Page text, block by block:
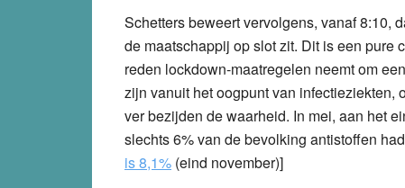
Schetters beweert vervolgens, vanaf 8:10,
de maatschappij op slot zit. Dit is een pure
reden lockdown-maatregelen neemt om
zijn vanuit het oogpunt van infectieziekten,
ver bezijden de waarheid. In mei, aan het
slechts 6% van de bevolking antistoffen
is 8,1% (eind november)]